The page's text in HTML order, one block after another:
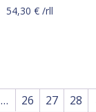
54,30 €/rll
… 26 27 28